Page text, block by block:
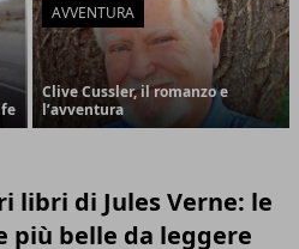
AVVENTURA
Clive Cussler, il romanzo e
l’avventura
libri di Jules Verne: le
più belle da leggere